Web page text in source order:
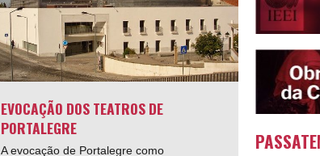
EVOCAÇÃO DOS TEATROS DE
PORTALEGRE
A evocação de Portalegre como